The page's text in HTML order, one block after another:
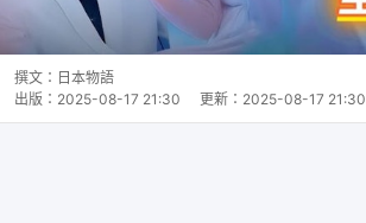
撰文： 日本物語
出版： 2025-08-17 21:30 更新： 2025-08-17 21:30